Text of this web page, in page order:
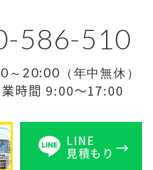
586-510
～20:00（年中無休）
時間 9:00～17:00
LINE
見積もり